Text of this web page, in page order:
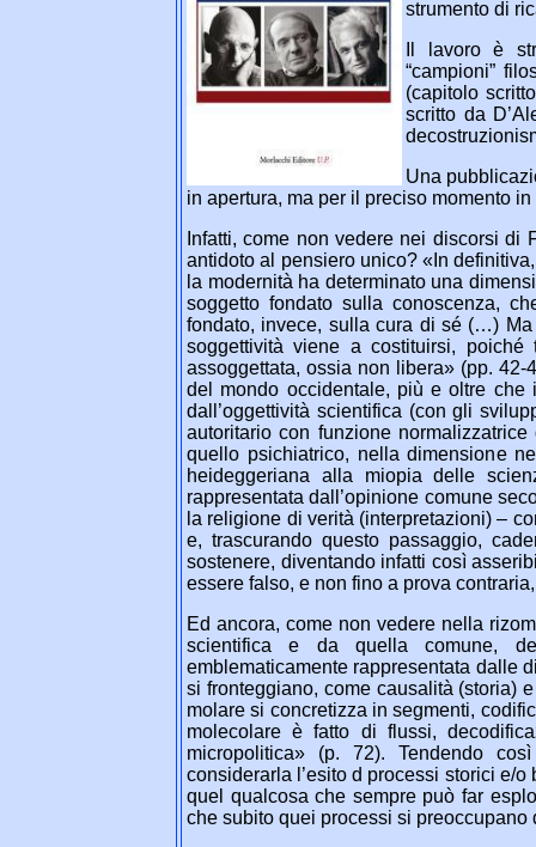
strumento di
Il lavoro è
“campioni”
(capitolo
scritto da
Una
in apertura, ma per il preciso momento
Infatti, come non vedere nei discorsi di
antidoto al pensiero unico? «In
la modernità ha determinato una
soggetto fondato sulla conoscenza,
fondato, invece, sulla cura di sé (…)
soggettività viene a costituirsi,
assoggettata, ossia non libera» (pp.
del mondo occidentale, più e oltre che
dall’oggettività scientifica (con gli
autoritario con funzione
quello psichiatrico, nella dimensione
heideggeriana alla miopia delle
rappresentata dall’opinione comune
la religione di verità (interpretazioni) –
e, trascurando questo passaggio,
sostenere, diventando infatti così
essere falso, e non fino a prova
Ed ancora, come non vedere nella
scientifica e da quella comune,
emblematicamente rappresentata dalle
si fronteggiano, come causalità (storia)
molare si concretizza in segmenti,
molecolare è fatto di flussi,
micropolitica» (p. 72). Tendendo
considerarla l’esito d processi storici e/
quel qualcosa che sempre può far
che subito quei processi si preoccupano